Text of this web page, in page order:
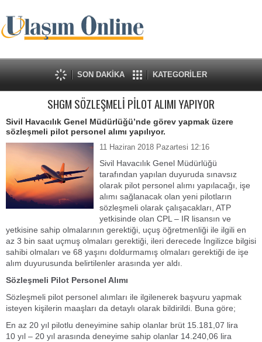
SON DAKİKA KATEGORİLER
SHGM SÖZLEŞMELİ PİLOT ALIMI YAPIYOR
Sivil Havacılık Genel Müdürlüğü’nde görev yapmak üzere
sözleşmeli pilot personel alımı yapılıyor.
11 Haziran 2018 Pazartesi 12:16
Sivil Havacılık Genel Müdürlüğü
tarafından yapılan duyuruda sınavsız
olarak pilot personel alımı yapılacağı, işe
alımı sağlanacak olan yeni pilotların
sözleşmeli olarak çalışacakları, ATP
yetkisinde olan CPL – IR lisansın ve
yetkisine sahip olmalarının gerektiği, uçuş öğretmenliği ile ilgili en
az 3 bin saat uçmuş olmaları gerektiği, ileri derecede İngilizce bilgisi
sahibi olmaları ve 68 yaşını doldurmamış olmaları gerektiği de işe
alım duyurusunda belirtilenler arasında yer aldı.
Sözleşmeli Pilot Personel Alımı
Sözleşmeli pilot personel alımları ile ilgilenerek başvuru yapmak
isteyen kişilerin maaşları da detaylı olarak bildirildi. Buna göre;
En az 20 yıl pilotlu deneyimine sahip olanlar brüt 15.181,07 lira
10 yıl – 20 yıl arasında deneyime sahip olanlar 14.240,06 lira